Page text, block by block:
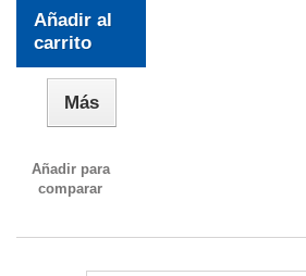
Añadir al
carrito
Más
Añadir para
comparar